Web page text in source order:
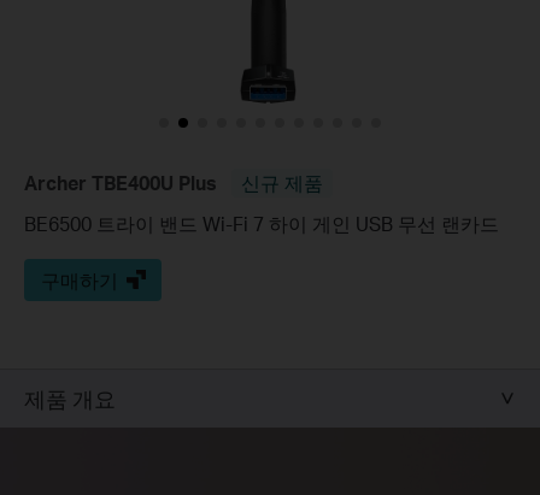
Archer TBE400U Plus
신규 제품
BE6500 트라이 밴드 Wi-Fi 7 하이 게인 USB 무선 랜카드
구매하기
제품 개요